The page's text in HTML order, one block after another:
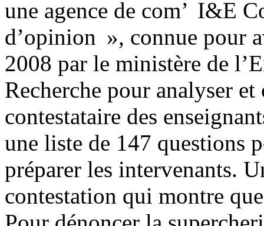
une agence de com’ I&E
d’opinion », connue pour
2008 par le ministère de
Recherche pour analyser
contestataire des
une liste de 147 questions
préparer les intervenants.
contestation qui montre